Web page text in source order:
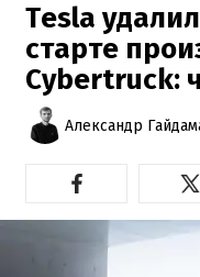
Tesla
старте
Cybertruck:
Александр